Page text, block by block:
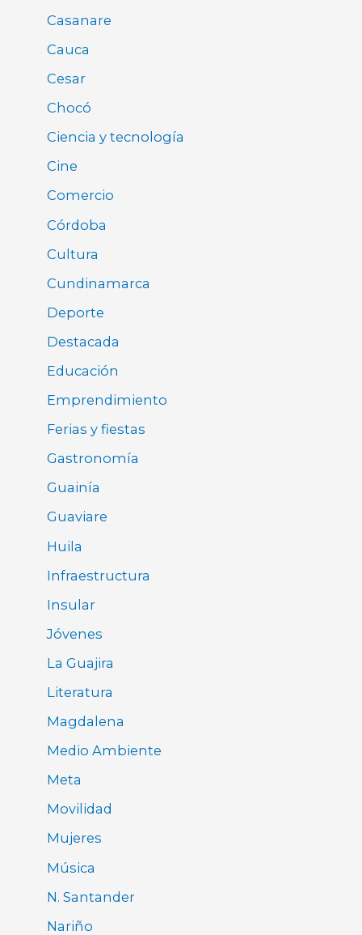
Casanare
Cauca
Cesar
Chocó
Ciencia y tecnología
Cine
Comercio
Córdoba
Cultura
Cundinamarca
Deporte
Destacada
Educación
Emprendimiento
Ferias y fiestas
Gastronomía
Guainía
Guaviare
Huila
Infraestructura
Insular
Jóvenes
La Guajira
Literatura
Magdalena
Medio Ambiente
Meta
Movilidad
Mujeres
Música
N. Santander
Nariño